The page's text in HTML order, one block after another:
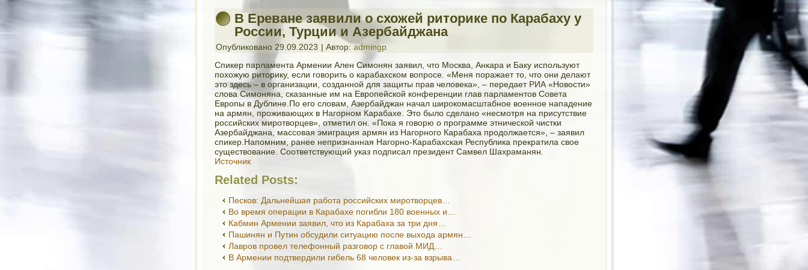
В Ереване заявили о схожей риторике по Карабаху у
России, Турции и Азербайджана
Опубликовано 29.09.2023 | Автор: admingp
Спикер парламента Армении Ален Симонян заявил, что Москва, Анкара и Баку используют
похожую риторику, если говорить о карабахском вопросе. «Меня поражает то, что они делают
это здесь – в организации, созданной для защиты прав человека», – передает РИА «Новости»
слова Симоняна, сказанные им на Европейской конференции глав парламентов Совета
Европы в Дублине.По его словам, Азербайджан начал широкомасштабное военное нападение
на армян, проживающих в Нагорном Карабахе. Это было сделано «несмотря на присутствие
российских миротворцев», отметил он. «Пока я говорю о программе этнической чистки
Азербайджана, массовая эмиграция армян из Нагорного Карабаха продолжается», – заявил
спикер.Напомним, ранее непризнанная Нагорно-Карабахская Республика прекратила свое
существование. Соответствующий указ подписал президент Самвел Шахраманян.
Источник
Related Posts:
Песков: Дальнейшая работа российских миротворцев…
Во время операции в Карабахе погибли 180 военных и…
Кабмин Армении заявил, что из Карабаха за три дня…
Пашинян и Путин обсудили ситуацию после выхода армян…
Лавров провел телефонный разговор с главой МИД…
В Армении подтвердили гибель 68 человек из-за взрыва…